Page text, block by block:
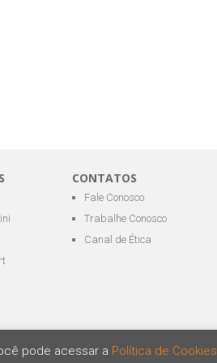
CONTATOS
Fale Conosco
Trabalhe Conosco
Canal de Ética
pode acessar a Política de Cookies